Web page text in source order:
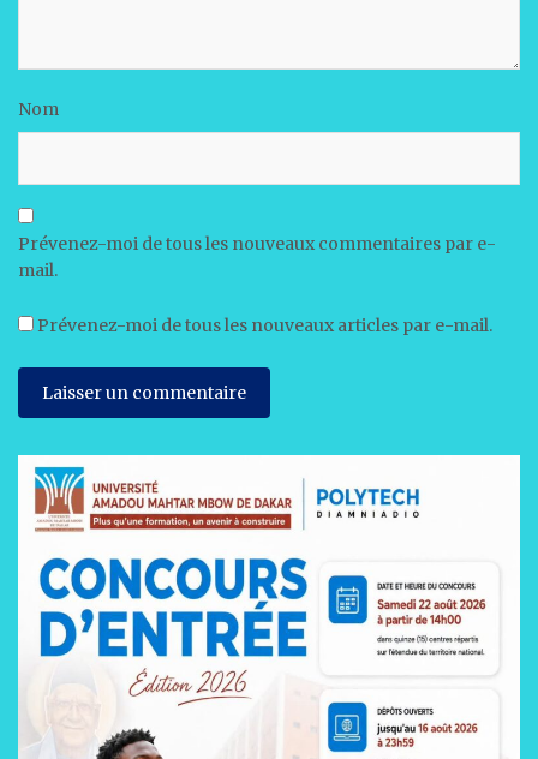
Nom
Prévenez-moi de tous les nouveaux commentaires par e-
mail.
Prévenez-moi de tous les nouveaux articles par e-mail.